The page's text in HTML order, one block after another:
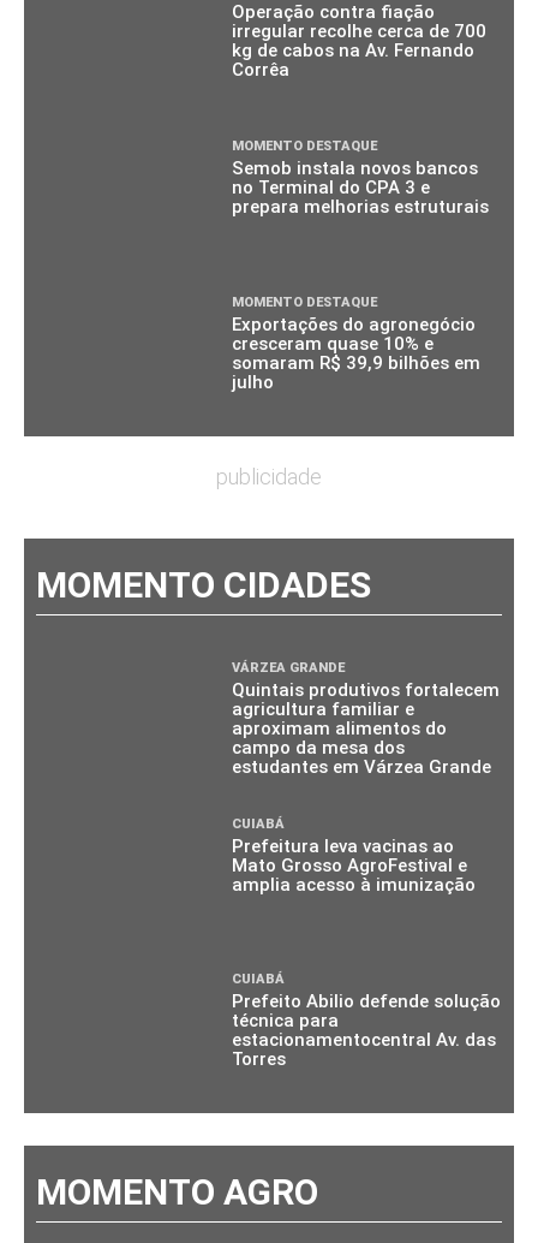
Operação contra fiação
irregular recolhe cerca de 700
kg de cabos na Av. Fernando
Corrêa
MOMENTO DESTAQUE
Semob instala novos bancos
no Terminal do CPA 3 e
prepara melhorias estruturais
MOMENTO DESTAQUE
Exportações do agronegócio
cresceram quase 10% e
somaram R$ 39,9 bilhões em
julho
publicidade
MOMENTO CIDADES
VÁRZEA GRANDE
Quintais produtivos fortalecem
agricultura familiar e
aproximam alimentos do
campo da mesa dos
estudantes em Várzea Grande
CUIABÁ
Prefeitura leva vacinas ao
Mato Grosso AgroFestival e
amplia acesso à imunização
CUIABÁ
Prefeito Abilio defende solução
técnica para
estacionamentocentral Av. das
Torres
MOMENTO AGRO